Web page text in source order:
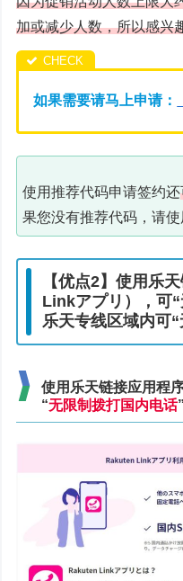
加或减少人数，所以感兴
如果需要请马上申请：
使用推荐代码申请签约还
果您没有推荐代码，请使
【优点2】使用乐
Linkアプリ），可“
乐天专线区域内可
使用乐天链接应用程
“无限制拨打国内电话